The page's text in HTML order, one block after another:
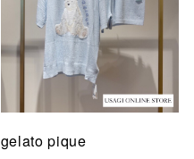
gelato pique